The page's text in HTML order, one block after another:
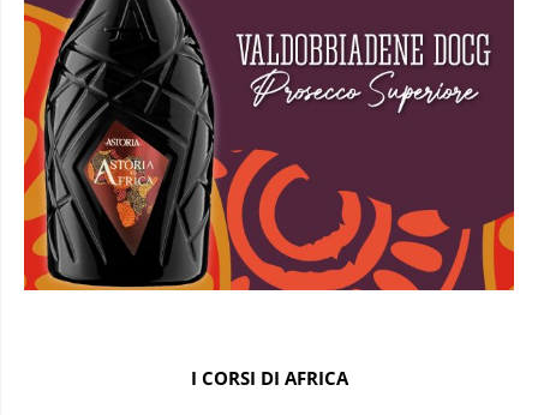
I CORSI DI AFRICA